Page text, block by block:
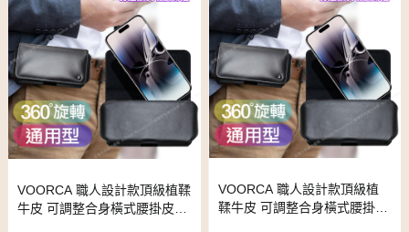
VOORCA 職人設計款頂級植鞣
牛皮 可調整合身橫式腰掛皮套f
VOORCA 職人設計款頂級植
鞣牛皮 可調整合身橫式腰掛皮